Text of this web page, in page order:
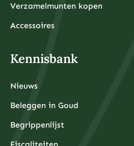
Verzamelmunten kopen
Accessoires
Kennisbank
Nieuws
Beleggen in Goud
Begrippenlijst